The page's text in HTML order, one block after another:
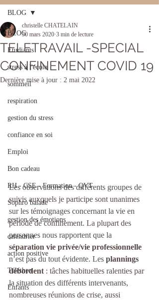
BLOG
Etudiants
stress à l'école
sommeil
respiration
gestion du stress
confiance en soi
Emploi
Bon cadeau
RH - CSE - Formation - QVT
Sophro balade
gestion des émotions
calendrier
action positive
Téléthon
Enfants
BLOG
TELETRAVAIL -SPECIAL
CONFINEMENT COVID 19
christelle CHATELAIN
30 mars 2020 3 min de lecture
Dernière mise à jour : 2 mai 2022
Les observations des différents groupes de
suivis auxquels je participe sont unanimes
sur les témoignages concernant la vie en
période de confinement. La plupart des
personnes nous rapportent que la
séparation vie privée/vie professionnelle
n’est pas du tout évidente. Les plannings
débordent : tâches habituelles ralenties par
la situation des différents intervenants,
nombreuses réunions de crise, aussi